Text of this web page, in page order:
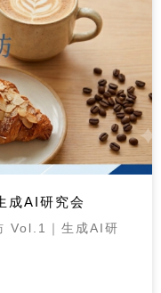
成AI研究会
Vol.1｜生成AI研